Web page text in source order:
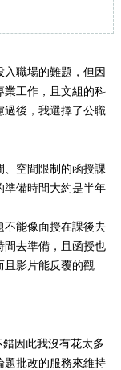
職場的難題，但因
業工作，且文組的科
過後，我選擇了公職
、空間限制的函授課
準備時間大約是半年
不能像面授在課後去
間去準備，且函授也
且影片能反覆的觀
因此我沒有花太多
題批改的服務來維持